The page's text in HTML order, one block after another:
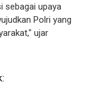
sebagai upaya
Polri yang
ujar